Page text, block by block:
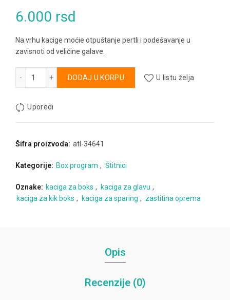
6.000 rsd
Na vrhu kacige moćie otpuštanje pertli i podešavanje u
zavisnoti od veličine galave.
Kaciga za boks i kik boks Top Fighter količina
DODAJ U KORPU
Alternative:
U listu želja
Uporedi
Šifra proizvoda: atl-34641
Kategorije: Box program , Štitnici
Oznake: kaciga za boks , kaciga za glavu ,
kaciga za kik boks , kaciga za sparing , zastitina oprema
Opis
Recenzije (0)